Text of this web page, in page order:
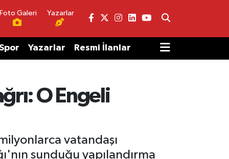
Foto Galeri Yazarlar
Yazarlar Resmi İlanlar
O Engeli
vatandaşı
sunduğu yapılandırma